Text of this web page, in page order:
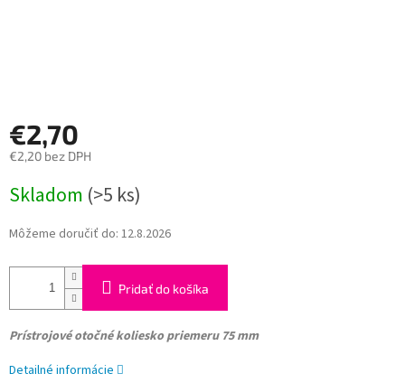
€2,70
€2,20 bez DPH
cena:
Skladom (>5 ks)
Môžeme doručiť do: 12.8.2026
Pridať do košíka
Prístrojové otočné kolieskopriemeru 75 mm
Detailné informácie